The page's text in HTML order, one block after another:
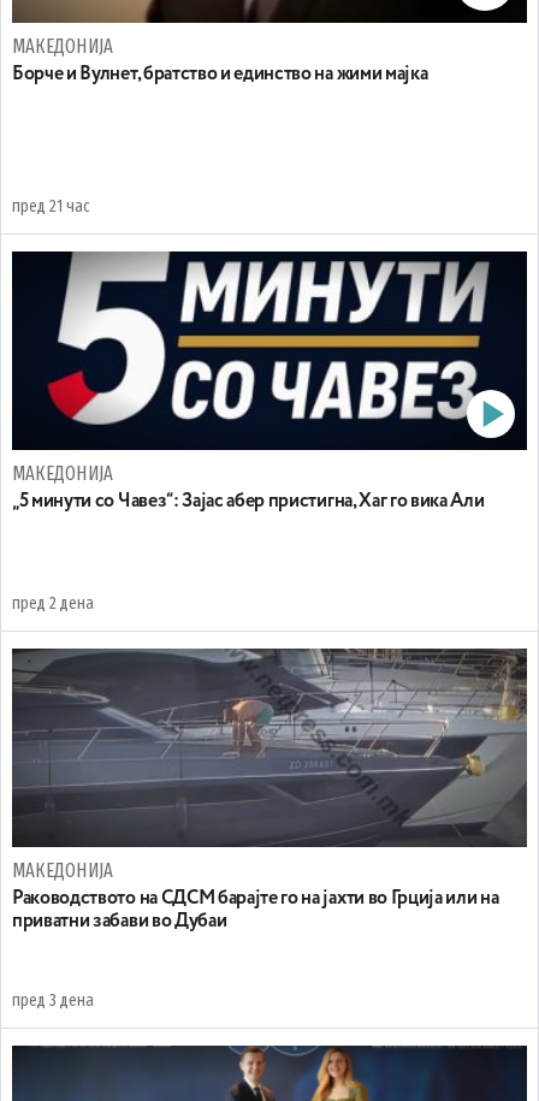
МАКЕДОНИЈА
Борче и Вулнет, братство и единство на жими мајка
пред 21 час
МАКЕДОНИЈА
„5 минути со Чавез“: Зајас абер пристигна, Хаг го вика Али
пред 2 дена
МАКЕДОНИЈА
Раководството на СДСМ барајте го на јахти во Грција или на
приватни забави во Дубаи
пред 3 дена